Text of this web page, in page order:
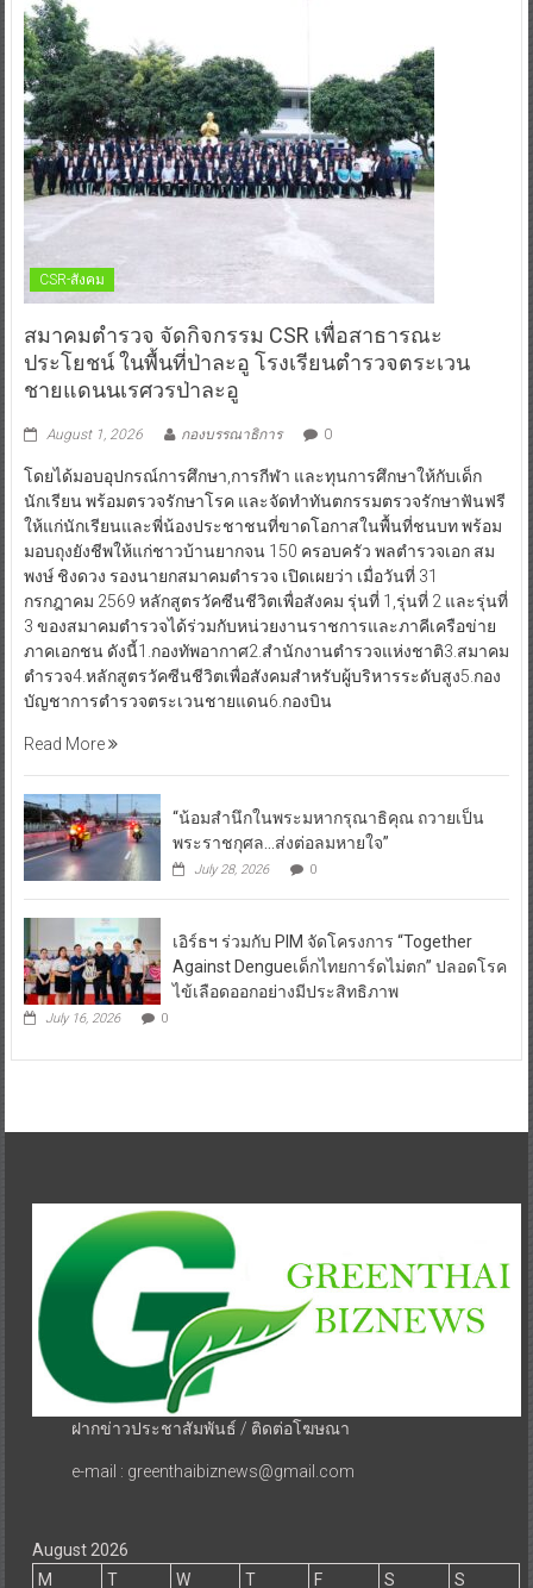
CSR-สังคม
สมาคมตำรวจ จัดกิจกรรม CSR เพื่อสาธารณะ
ประโยชน์ ในพื้นที่ป่าละอู โรงเรียนตำรวจตระเวน
ชายแดนนเรศวรป่าละอู
August 1, 2026 กองบรรณาธิการ 0
โดยได้มอบอุปกรณ์การศึกษา,การกีฬา และทุนการศึกษาให้กับเด็ก
นักเรียน พร้อมตรวจรักษาโรค และจัดทำทันตกรรมตรวจรักษาฟันฟรี
ให้แก่นักเรียนและพี่น้องประชาชนที่ขาดโอกาสในพื้นที่ชนบท พร้อม
มอบถุงยังชีพให้แก่ชาวบ้านยากจน 150 ครอบครัว พลตำรวจเอก สม
พงษ์ ชิงดวง รองนายกสมาคมตำรวจ เปิดเผยว่า เมื่อวันที่ 31
กรกฎาคม 2569 หลักสูตรวัคซีนชีวิตเพื่อสังคม รุ่นที่ 1,รุ่นที่ 2 และรุ่นที่
3 ของสมาคมตำรวจได้ร่วมกับหน่วยงานราชการและภาคีเครือข่าย
ภาคเอกชน ดังนี้1.กองทัพอากาศ2.สำนักงานตำรวจแห่งชาติ3.สมาคม
ตำรวจ4.หลักสูตรวัคซีนชีวิตเพื่อสังคมสำหรับผู้บริหารระดับสูง5.กอง
บัญชาการตำรวจตระเวนชายแดน6.กองบิน
Read More
“น้อมสำนึกในพระมหากรุณาธิคุณ ถวายเป็น
พระราชกุศล…ส่งต่อลมหายใจ”
July 28, 2026 0
เอิร์ธฯ ร่วมกับ PIM จัดโครงการ “Together
Against Dengueเด็กไทยการ์ดไม่ตก” ปลอดโรค
ไข้เลือดออกอย่างมีประสิทธิภาพ
July 16, 2026 0
ฝากข่าวประชาสัมพันธ์ / ติดต่อโฆษณา
e-mail : greenthaibiznews@gmail.com
August 2026
M
T W T F S S